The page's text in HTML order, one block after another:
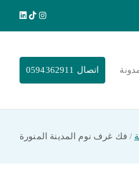
اتصال 0594362911
فك غرف نوم المدينة المنورة